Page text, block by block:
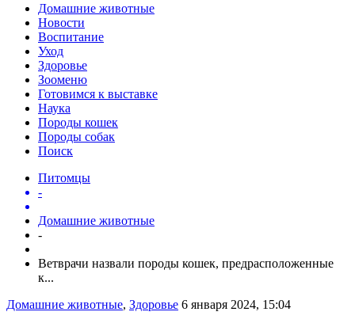
Домашние животные
Новости
Воспитание
Уход
Здоровье
Зооменю
Готовимся к выставке
Наука
Породы кошек
Породы собак
Поиск
Питомцы
-
Домашние животные
-
Ветврачи назвали породы кошек, предрасположенные
к...
Домашние животные, Здоровье 6 января 2024, 15:04